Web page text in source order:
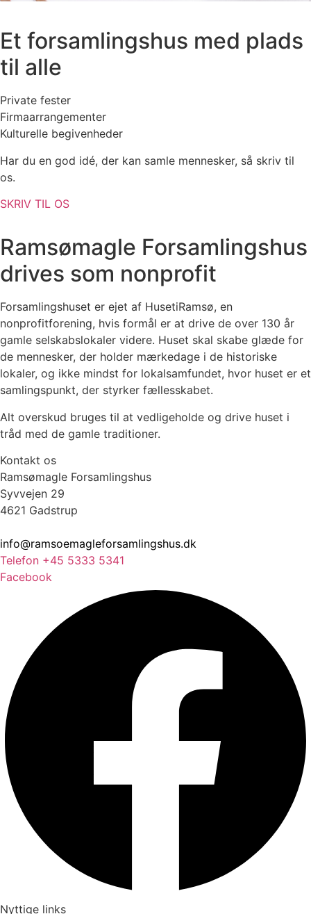
Et forsamlingshus med plads
til alle
Private fester
Firmaarrangementer
Kulturelle begivenheder
Har du en god idé, der kan samle mennesker, så skriv til
os.
SKRIV TIL OS
Ramsømagle Forsamlingshus
drives som nonprofit
Forsamlingshuset er ejet af HusetiRamsø, en
nonprofitforening, hvis formål er at drive de over 130 år
gamle selskabslokaler videre. Huset skal skabe glæde for
de mennesker, der holder mærkedage i de historiske
lokaler, og ikke mindst for lokalsamfundet, hvor huset er et
samlingspunkt, der styrker fællesskabet.
Alt overskud bruges til at vedligeholde og drive huset i
tråd med de gamle traditioner.
Kontakt os
Ramsømagle Forsamlingshus
Syvvejen 29
4621 Gadstrup
info@ramsoemagleforsamlingshus.dk
Telefon +45 5333 5341
Facebook
Nyttige links